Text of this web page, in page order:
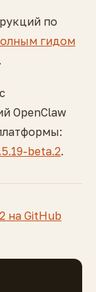
по
гидом
.
OpenClaw
beta.2.
на GitHub